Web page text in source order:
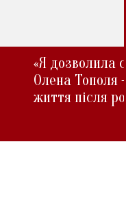
«Я дозволила
Олена Тополя
життя після